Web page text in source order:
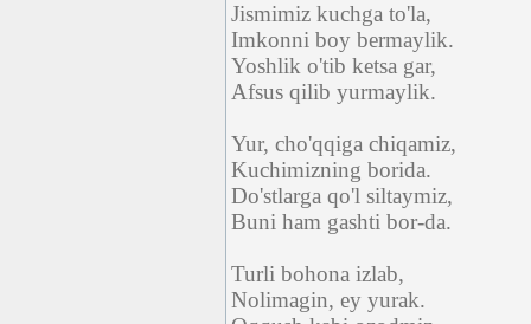
Jismimiz kuchga to'la,
Imkonni boy bermaylik.
Yoshlik o'tib ketsa gar,
Afsus qilib yurmaylik.
Yur, cho'qqiga chiqamiz,
Kuchimizning borida.
Do'stlarga qo'l siltaymiz,
Buni ham gashti bor-da.
Turli bohona izlab,
Nolimagin, ey yurak.